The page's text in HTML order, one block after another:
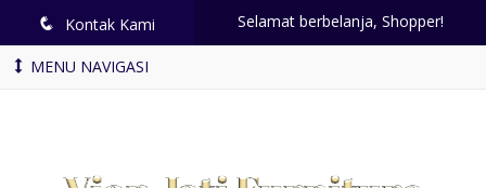
q Kontak Kami Selamat berbelanja, Shopper!
MENU NAVIGASI